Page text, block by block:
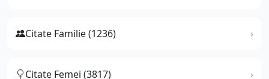
Citate Familie (1236)
Citate Femei (3817)